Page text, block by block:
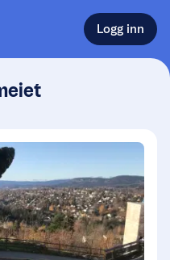
Logg inn